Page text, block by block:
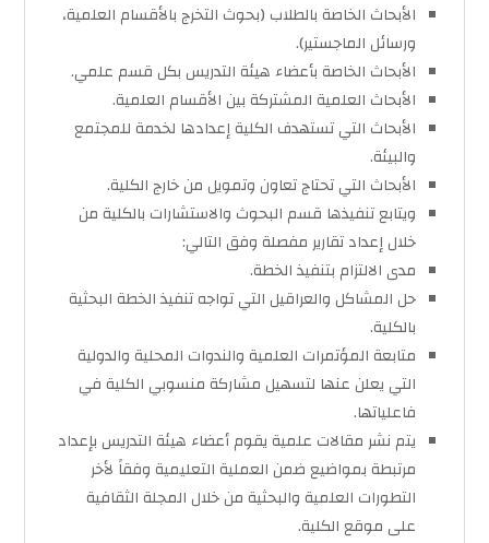
الأبحاث الخاصة بالطلاب (بحوث التخرج بالأقسام العلمية،
ورسائل الماجستير).
الأبحاث الخاصة بأعضاء هيئة التدريس بكل قسم علمي.
الأبحاث العلمية المشتركة بين الأقسام العلمية.
الأبحاث التي تستهدف الكلية إعدادها لخدمة للمجتمع
والبيئة.
الأبحاث التي تحتاج تعاون وتمويل من خارج الكلية.
ويتابع تنفيذها قسم البحوث والاستشارات بالكلية من
خلال إعداد تقارير مفصلة وفق التالي:
مدى الالتزام بتنفيذ الخطة.
حل المشاكل والعراقيل التي تواجه تنفيذ الخطة البحثية
بالكلية.
متابعة المؤتمرات العلمية والندوات المحلية والدولية
التي يعلن عنها لتسهيل مشاركة منسوبي الكلية في
فاعلياتها.
يتم نشر مقالات علمية يقوم أعضاء هيئة التدريس بإعداد
مرتبطة بمواضيع ضمن العملية التعليمية وفقاً لأخر
التطورات العلمية والبحثية من خلال المجلة الثقافية
على موقع الكلية.